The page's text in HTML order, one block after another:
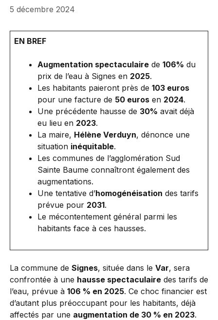
5 décembre 2024
EN BREF
Augmentation spectaculaire de 106% du
prix de l’eau à Signes en 2025.
Les habitants paieront près de 103 euros
pour une facture de 50 euros en 2024.
Une précédente hausse de 30% avait déjà
eu lieu en 2023.
La maire, Hélène Verduyn, dénonce une
situation inéquitable.
Les communes de l’agglomération Sud
Sainte Baume connaîtront également des
augmentations.
Une tentative d’homogénéisation des tarifs
prévue pour 2031.
Le mécontentement général parmi les
habitants face à ces hausses.
La commune de Signes, située dans le Var, sera
confrontée à une hausse spectaculaire des tarifs de
l’eau, prévue à 106 % en 2025. Ce choc financier est
d’autant plus préoccupant pour les habitants, déjà
affectés par une augmentation de 30 % en 2023.